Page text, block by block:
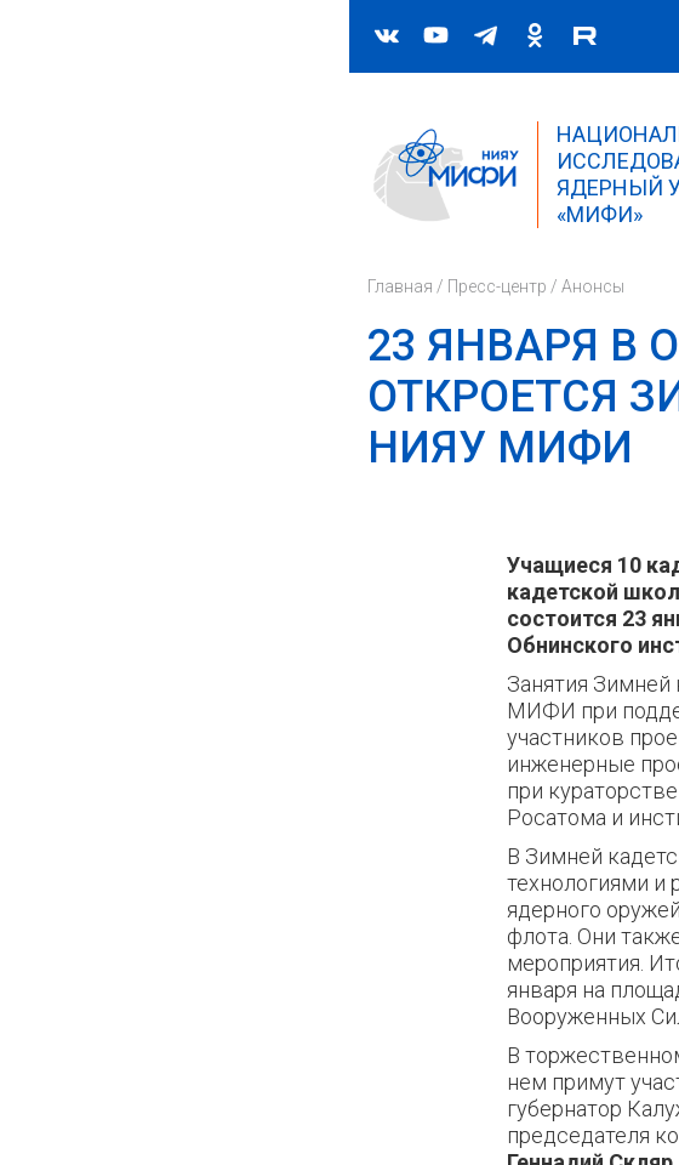
ЯДЕРНЫЙ
«МИФИ»
Главная / Пресс-центр / Анонсы
23 ЯНВАРЯ В
ОТКРОЕТСЯ
НИЯУ МИФИ
Учащиеся 10
кадетской
состоится 23
Обнинского
Занятия
МИФИ при
участников
инженерные
при
Росатома и
В Зимней
технологиями и
ядерного
флота. Они
мероприятия.
января на
Вооруженных
В т
нем примут
губернатор
председателя